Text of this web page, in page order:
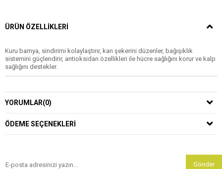
ÜRÜN ÖZELLIKLERI
Kuru bamya, sindirimi kolaylaştırır, kan şekerini düzenler, bağışıklık
sistemini güçlendirir, antioksidan özellikleri ile hücre sağlığını korur ve kalp
sağlığını destekler.
YORUMLAR(0)
ÖDEME SEÇENEKLERI
Gönder